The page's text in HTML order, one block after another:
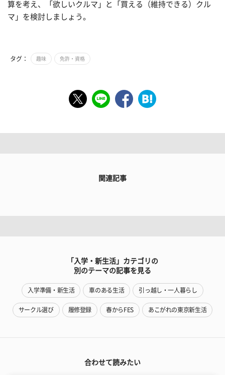
算を考え、
「欲しいクルマ」と「買える（維持できる）クル
マ」を検討しましょう。
タグ： 趣味 免許・資格
関連記事
「入学・新生活」カテゴリの
別のテーマの記事を見る
入学準備・新生活 車のある生活 引っ越し・一人暮らし
サークル選び 履修登録 春からFES あこがれの東京新生活
合わせて読みたい